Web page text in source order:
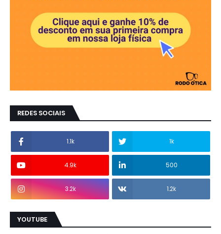
REDES SOCIAIS
1.1k 1k
4.9k 500
3.2k 1.2k
YOUTUBE